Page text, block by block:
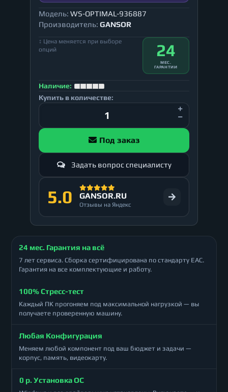
Модель: WS-OPTIMAL-936887
Производитель: GANSOR
↕ Цена меняется при выборе
опций
24
МЕС.
ГАРАНТИИ
Наличие:
Купить в количестве:
Под заказ
Задать вопрос специалисту
5.0 GANSOR.RU
Отзывы на Яндекс
24 мес. Гарантия на всё
7 лет сервиса. Сборка сертифицирована по стандарту ЕАС.
Гарантия на все комплектующие и работу.
100% Стресс-тест
Каждый ПК прогоняем под максимальной нагрузкой — вы
получаете проверенную машину.
Любая Конфигурация
Меняем любой компонент под ваш бюджет и задачи —
корпус, память, видеокарту.
0 р. Установка ОС